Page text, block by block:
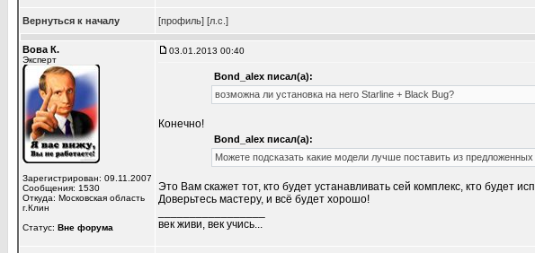
Вернуться к началу [профиль] [л.с.]
Вова К.
Эксперт
Зарегистрирован: 09.11.2007
Сообщения: 1530
Откуда: Московская область
г.Клин
Статус: Вне форума
03.01.2013 00:40
Bond_alex писал(а):
возможна ли установка на него Starline + Black Bug?
Конечно!
Bond_alex писал(а):
Можете подсказать какие модели лучше поставить из
Это Вам скажет тот, кто будет устанавливать сей комплекс, кто будет
Доверьтесь мастеру, и всё будет хорошо!
век живи, век учись...